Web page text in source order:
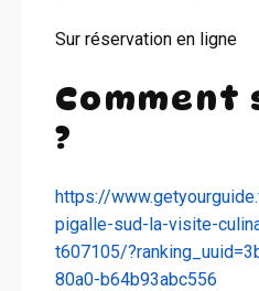
Sur réservation en ligne
Comment
?
https://
pigalle-sud-la-visite-
t607105/
80a0-b64b93abc556